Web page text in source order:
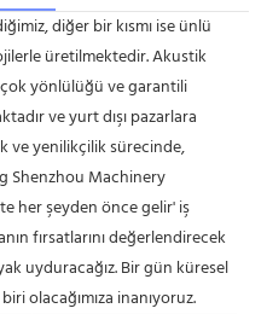
diğer bir kısmı ise ünlü
üretilmektedir. Akustik
yönlülüğü ve garantili
ve yurt dışı pazarlara
ve yenilikçilik sürecinde,
Shenzhou Machinery
her şeyden önce gelir' iş
fırsatlarını değerlendirecek
uyduracağız. Bir gün küresel
olacağımıza inanıyoruz.